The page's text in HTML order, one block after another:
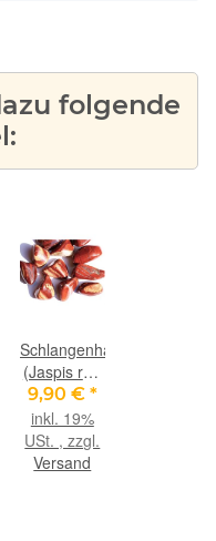
folgende
Schlangenhautjaspis
(Jaspis rot)
XL
Trommelsteine
Sonderqualität
9,90 € *
inkl. 19%
USt. , zzgl.
Versand